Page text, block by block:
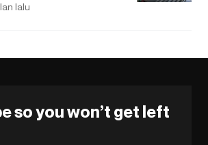
lalu
so you won’t get left